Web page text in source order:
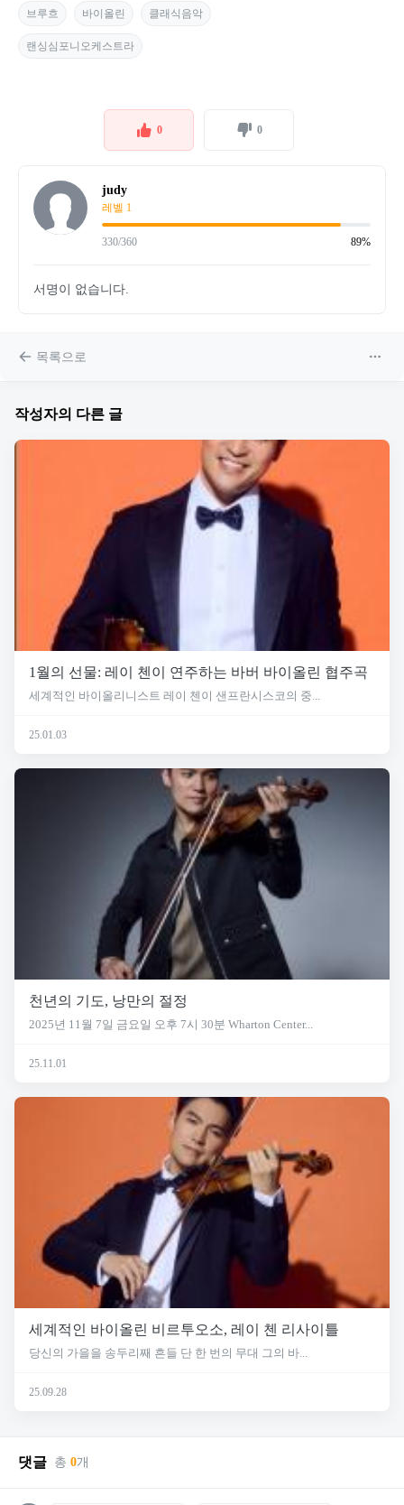
브루흐 바이올린 클래식음악
랜싱심포니오케스트라
0 0
judy
레벨 1
330/360 89%
서명이 없습니다.
목록으로
작성자의 다른 글
1월의 선물: 레이 첸이 연주하는 바버 바이올린 협주곡
세계적인 바이올리니스트 레이 첸이 샌프란시스코의 중...
25.01.03
천년의 기도, 낭만의 절정
2025년 11월 7일 금요일 오후 7시 30분 Wharton Center...
25.11.01
세계적인 바이올린 비르투오소, 레이 첸 리사이틀
당신의 가을을 송두리째 흔들 단 한 번의 무대 그의 바...
25.09.28
댓글 총 0개